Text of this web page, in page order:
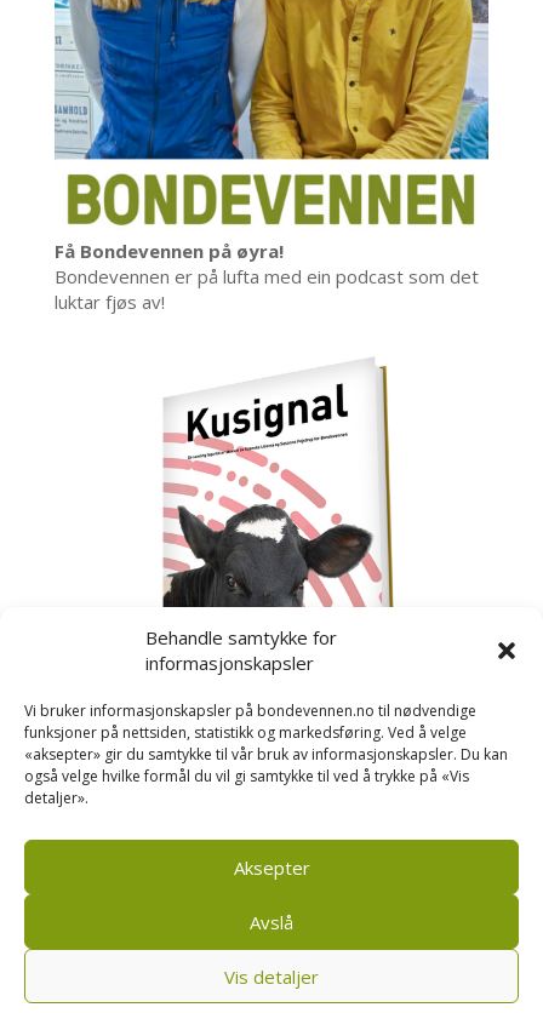
Behandle samtykke for
informasjonskapsler
Vi bruker informasjonskapsler på bondevennen.no til nødvendige
funksjoner på nettsiden, statistikk og markedsføring. Ved å velge
«aksepter» gir du samtykke til vår bruk av informasjonskapsler. Du kan
også velge hvilke formål du vil gi samtykke til ved å trykke på «Vis
detaljer».
Aksepter
Avslå
Vis detaljer
Få Bondevennen på øyra!
Bondevennen er på lufta med ein podcast som det
luktar fjøs av!
Kusignal
om kusignal i eit eige hefte.
Bondevennen AS, Pb 208, sentrum, 4001 Stavanger